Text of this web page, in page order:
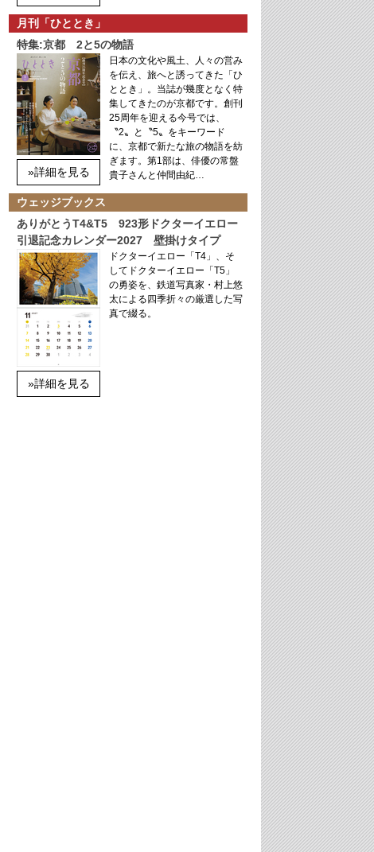
月刊「ひととき」
特集:京都 2と5の物語
»詳細を見る
日本の文化や風土、人々の営み
を伝え、旅へと誘ってきた「ひ
ととき」。当誌が幾度となく特
集してきたのが京都です。創刊
25周年を迎える今号では、
〝2〟と〝5〟をキーワード
に、京都で新たな旅の物語を紡
ぎます。第1部は、俳優の常盤
貴子さんと仲間由紀…
ウェッジブックス
ありがとうT4&T5 923形ドクターイエロー
引退記念カレンダー2027 壁掛けタイプ
»詳細を見る
ドクターイエロー「T4」、そ
してドクターイエロー「T5」
の勇姿を、鉄道写真家・村上悠
太による四季折々の厳選した写
真で綴る。